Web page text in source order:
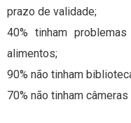
prazo de validade;
40% tinham
alimentos;
90% não tinham
70% não tinham